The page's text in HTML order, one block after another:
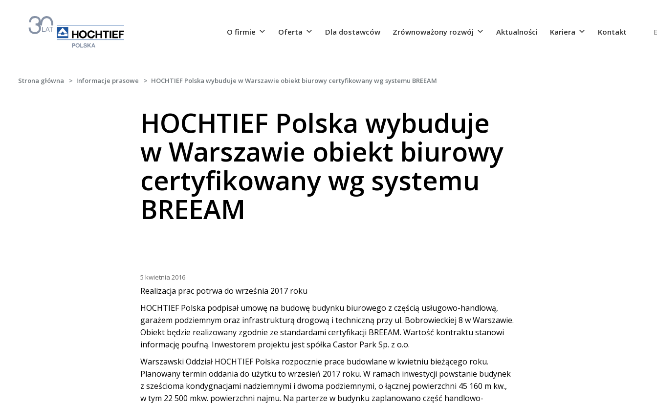
O firmie Oferta Dla dostawców Zrównoważony rozwój Aktualności Kariera Kontakt
Strona główna > Informacje prasowe > HOCHTIEF Polska wybuduje w Warszawie obiekt biurowy certyfikowany wg systemu BREEAM
HOCHTIEF Polska wybuduje
w Warszawie obiekt biurowy
certyfikowany wg systemu
BREEAM
5 kwietnia 2016
Realizacja prac potrwa do września 2017 roku
HOCHTIEF Polska podpisał umowę na budowę budynku biurowego z częścią usługowo-handlową,
garażem podziemnym oraz infrastrukturą drogową i techniczną przy ul. Bobrowieckiej 8 w Warszawie.
Obiekt będzie realizowany zgodnie ze standardami certyfikacji BREEAM. Wartość kontraktu stanowi
informację poufną. Inwestorem projektu jest spółka Castor Park Sp. z o.o.
Warszawski Oddział HOCHTIEF Polska rozpocznie prace budowlane w kwietniu bieżącego roku.
Planowany termin oddania do użytku to wrzesień 2017 roku. W ramach inwestycji powstanie budynek
z sześcioma kondygnacjami nadziemnymi i dwoma podziemnymi, o łącznej powierzchni 45 160 m kw.,
w tym 22 500 mkw. powierzchni najmu. Na parterze w budynku zaplanowano część handlowo-